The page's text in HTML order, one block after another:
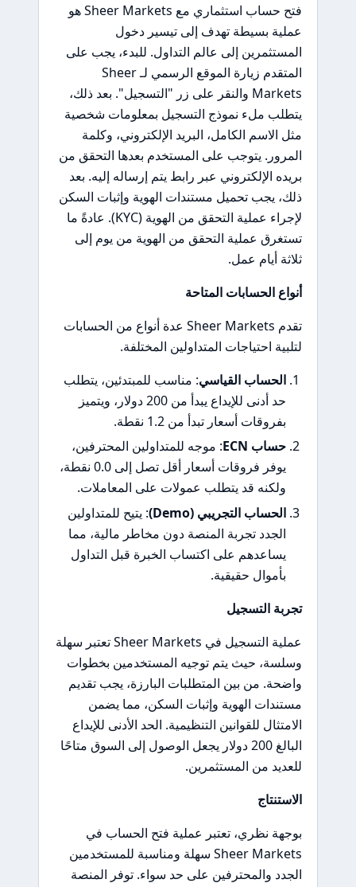
فتح حساب استثماري مع Sheer Markets هو
عملية بسيطة تهدف إلى تيسير دخول
المستثمرين إلى عالم التداول. للبدء، يجب على
المتقدم زيارة الموقع الرسمي لـ Sheer
Markets والنقر على زر "التسجيل". بعد ذلك،
يتطلب ملء نموذج التسجيل بمعلومات شخصية
مثل الاسم الكامل، البريد الإلكتروني، وكلمة
المرور. يتوجب على المستخدم بعدها التحقق من
بريده الإلكتروني عبر رابط يتم إرساله إليه. بعد
ذلك، يجب تحميل مستندات الهوية وإثبات السكن
لإجراء عملية التحقق من الهوية (KYC). عادةً ما
تستغرق عملية التحقق من الهوية من يوم إلى
ثلاثة أيام عمل.
أنواع الحسابات المتاحة
تقدم Sheer Markets عدة أنواع من الحسابات
لتلبية احتياجات المتداولين المختلفة.
الحساب القياسي: مناسب للمبتدئين، يتطلب
حد أدنى للإيداع يبدأ من 200 دولار، ويتميز
بفروقات أسعار تبدأ من 1.2 نقطة.
حساب ECN
: موجه للمتداولين المحترفين،
يوفر فروقات أسعار أقل تصل إلى 0.0 نقطة،
ولكنه قد يتطلب عمولات على المعاملات.
الحساب التجريبي (Demo)
: يتيح للمتداولين
الجدد تجربة المنصة دون مخاطر مالية، مما
يساعدهم على اكتساب الخبرة قبل التداول
بأموال حقيقية.
تجربة التسجيل
عملية التسجيل في Sheer Markets تعتبر سهلة
وسلسة، حيث يتم توجيه المستخدمين بخطوات
واضحة. من بين المتطلبات البارزة، يجب تقديم
مستندات الهوية وإثبات السكن، مما يضمن
الامتثال للقوانين التنظيمية. الحد الأدنى للإيداع
البالغ 200 دولار يجعل الوصول إلى السوق متاحًا
للعديد من المستثمرين.
الاستنتاج
بوجهة نظري، تعتبر عملية فتح الحساب في
Sheer Markets سهلة ومناسبة للمستخدمين
الجدد والمحترفين على حد سواء. توفر المنصة